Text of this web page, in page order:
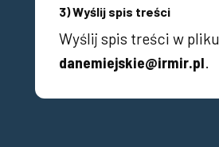
3) Wyślij spis treści
Wyślij spis treści w pliku
danemiejskie@irmir.pl.